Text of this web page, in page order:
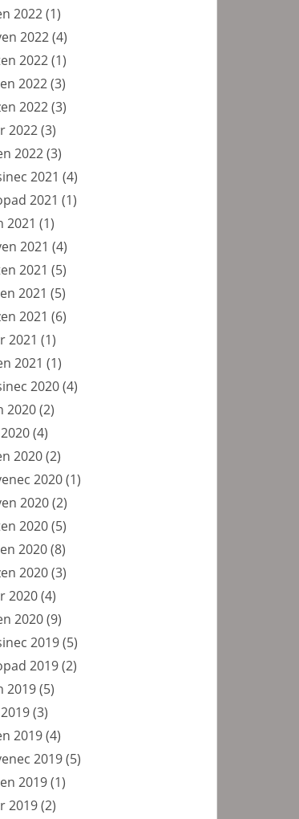
2022(1)
2022(4)
2022(1)
2022(3)
2022(3)
2022(3)
2022(3)
2021 (4)
2021 (1)
2021 (1)
2021 (4)
2021 (5)
2021 (5)
2021 (6)
2021 (1)
2021 (1)
2020(4)
2020(2)
(4)
2020(2)
2020(1)
2020(2)
2020(5)
2020(8)
2020(3)
2020(4)
2020(9)
2019(5)
2019(2)
2019(5)
(3)
2019(4)
2019(5)
2019(1)
2019(2)